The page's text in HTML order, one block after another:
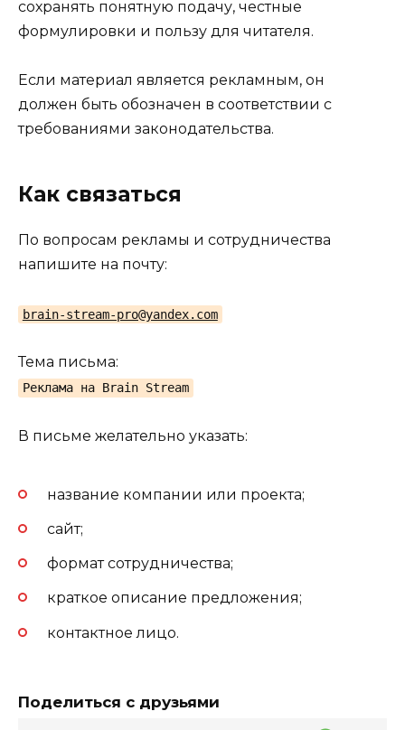
сохранять понятную подачу, честные
формулировки и пользу для читателя.
Если материал является рекламным, он
должен быть обозначен в соответствии с
требованиями законодательства.
Как связаться
По вопросам рекламы и сотрудничества
напишите на почту:
brain-stream-pro@yandex.com
Тема письма:
Реклама на Brain Stream
В письме желательно указать:
название компании или проекта;
сайт;
формат сотрудничества;
краткое описание предложения;
контактное лицо.
Поделиться с друзьями